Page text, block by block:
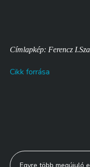
Címlapkép: Ferencz
Cikk forrása
Bejegyzés